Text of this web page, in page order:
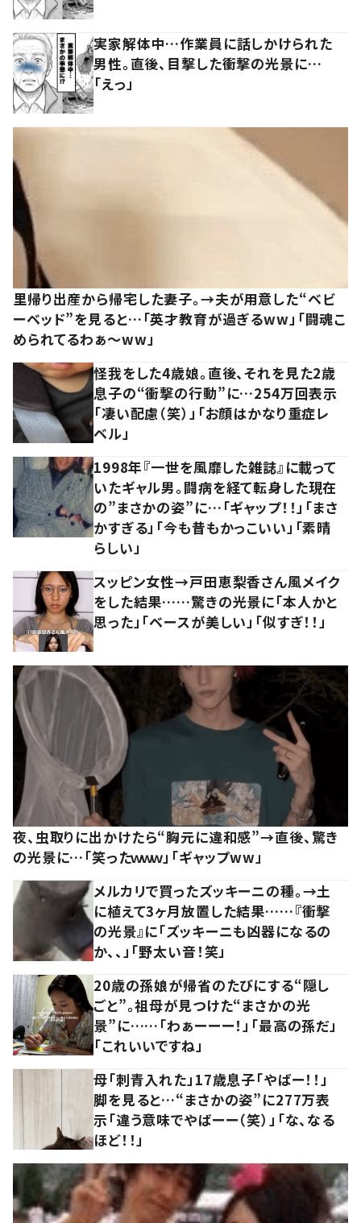
実家解体中…作業員に話しかけられた
男性。直後、目撃した衝撃の光景に…
「えっ」
里帰り出産から帰宅した妻子。→夫が用意した“ベビ
ーベッド”を見ると…「英才教育が過ぎるww」「闘魂こ
められてるわぁ～ww」
怪我をした4歳娘。直後、それを見た2歳
息子の“衝撃の行動”に…254万回表示
「凄い配慮（笑）」「お顔はかなり重症レ
ベル」
1998年『一世を風靡した雑誌』に載って
いたギャル男。闘病を経て転身した現在
の”まさかの姿”に…「ギャップ！！」「まさ
かすぎる」「今も昔もかっこいい」「素晴
らしい」
スッピン女性→戸田恵梨香さん風メイク
をした結果……驚きの光景に「本人かと
思った」「ベースが美しい」「似すぎ！！」
夜、虫取りに出かけたら“胸元に違和感”→直後、驚き
の光景に…「笑ったｗｗｗ」「ギャップww」
メルカリで買ったズッキーニの種。→土
に植えて3ヶ月放置した結果……『衝撃
の光景』に「ズッキーニも凶器になるの
か、、」「野太い音！笑」
20歳の孫娘が帰省のたびにする“隠し
ごと”。祖母が見つけた“まさかの光
景”に……「わぁーーー！」「最高の孫だ」
「これいいですね」
母「刺青入れた」17歳息子「やばー！！」
脚を見ると…“まさかの姿”に277万表
示「違う意味でやばーー（笑）」「な、なる
ほど！！」